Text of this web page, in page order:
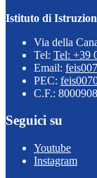
Istituto di
Via della
Tel: Tel: +39
Email:
PEC:
C.F.:
Seguici su
Youtube
Instagram